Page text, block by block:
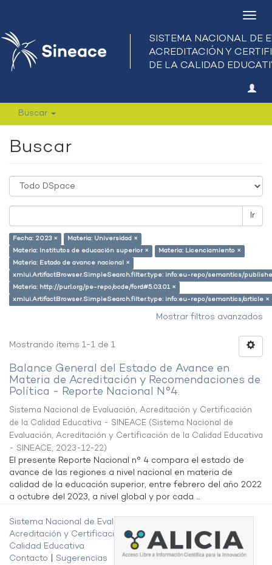
Buscar
Buscar
Ir
Fecha: 2023 ×
Materia: Universidad ×
Materia: Institutos de educación superior ×
Materia: Licenciamiento ×
Materia: Estado de avance nacional ×
xmlui.ArtifactBrowser.SimpleSearch.filter.type: info:eu-repo/semantics/
Materia: http://purl.org/pe-repo/ocde/ford#5.03.01 ×
xmlui.ArtifactBrowser.SimpleSearch.filter.type: info:eu-repo/semantics/article ×
Mostrar filtros avanzados
Mostrando ítems 1-1 de 1
Balance General del Estado de Avance en
Materia de Acreditación y Recomendaciones de
Política - Reporte Nacional N°4.
Sistema Nacional de Evaluación, Acreditación y Certificación
de la Calidad Educativa - SINEACE (Sistema Nacional de
Evaluación, Acreditación y Certificación de la Calidad Educativa
- SINEACE, 2023-12-22)
El presente Reporte Nacional n° 4 compara el estado de
avance de las regiones a nivel nacional en materia de
calidad de la educación superior, entre febrero del año 2022
a octubre del 2023, a nivel global y por cada ...
Sistema Nacional de Evaluación,
Acreditación y Certificación de la
Calidad Educativa
Contacto
Sugerencias